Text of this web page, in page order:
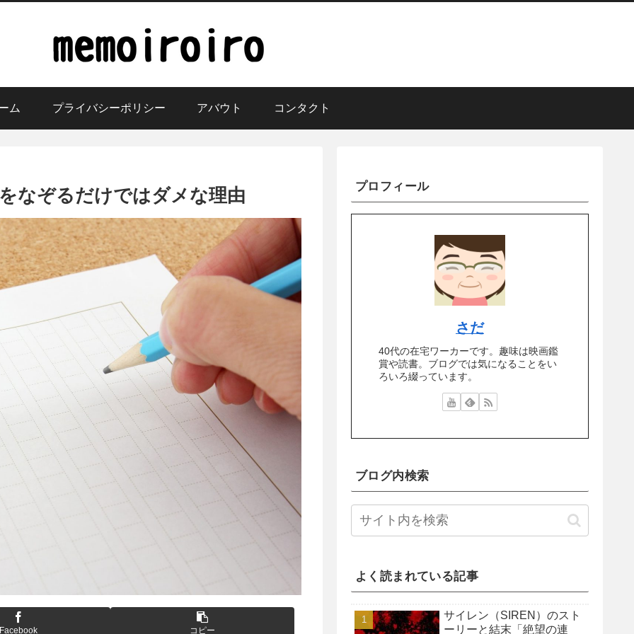
ム プライバシーポリシー アバウト コンタクト
なぞるだけではダメな理由
Facebook コピー
プロフィール
さだ
40代の在宅ワーカーです。趣味は映画鑑
賞や読書。ブログでは気になることをい
ろいろ綴っています。
ブログ内検索
よく読まれている記事
サイレン（SIREN）のスト
ーリーと結末「絶望の連